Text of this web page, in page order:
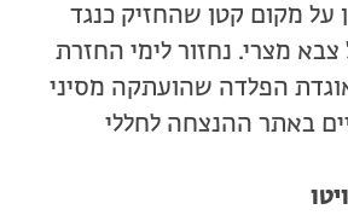
על מקום קטן שהחזיק כנגד
צבא מצרי. נחזור לימי החזרת
הפלדה שהועתקה מסיני
באתר ההנצחה לחללי